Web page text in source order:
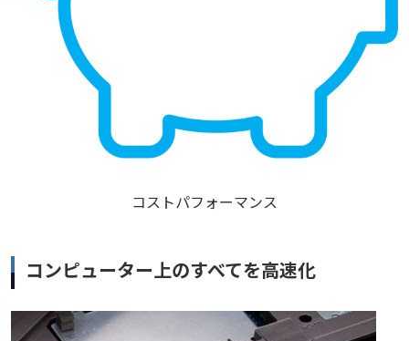
コストパフォーマンス
コンピューター上のすべてを高速化